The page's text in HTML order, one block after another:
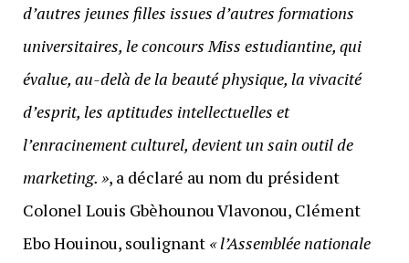
d’autres jeunes filles issues d’autres formations
universitaires, le concours Miss estudiantine, qui
évalue, au-delà de la beauté physique, la vivacité
d’esprit, les aptitudes intellectuelles et
l’enracinement culturel, devient un sain outil de
marketing. », a déclaré au nom du président
Colonel Louis Gbèhounou Vlavonou, Clément
Ebo Houinou, soulignant « l’Assemblée nationale